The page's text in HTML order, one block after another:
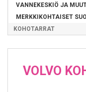
VANNEKESKIÖ JA
MERKKIKOHTAISET
KOHOTARRAT
VOLVO